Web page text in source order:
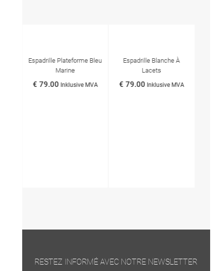
Espadrille Plateforme Bleu
Marine
€ 79.00 Inklusive MVA
Espadrille Blanche À
Lacets
€ 79.00 Inklusive MVA
RESTEZ INFORMÉ AVEC NOTRE NEWSLETTER